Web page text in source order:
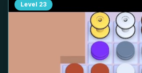
Level 23